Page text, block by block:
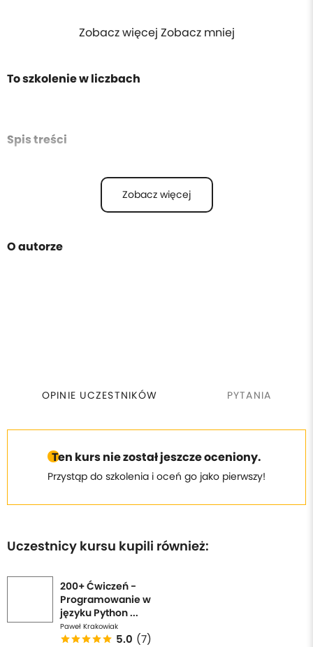
Zobacz więcej Zobacz mniej
To szkolenie w liczbach
Spis treści
Zobacz więcej
O autorze
OPINIE UCZESTNIKÓW PYTANIA
Ten kurs nie został jeszcze oceniony.
Przystąp do szkolenia i oceń go jako pierwszy!
Uczestnicy kursu kupili również:
200+ Ćwiczeń -
Programowanie w
języku Python ...
Paweł Krakowiak
5.0 (7)